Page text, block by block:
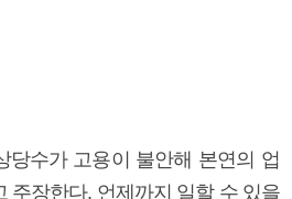
당수가 고용이 불안해 본연의 업
주장한다. 언제까지 일할 수 있을